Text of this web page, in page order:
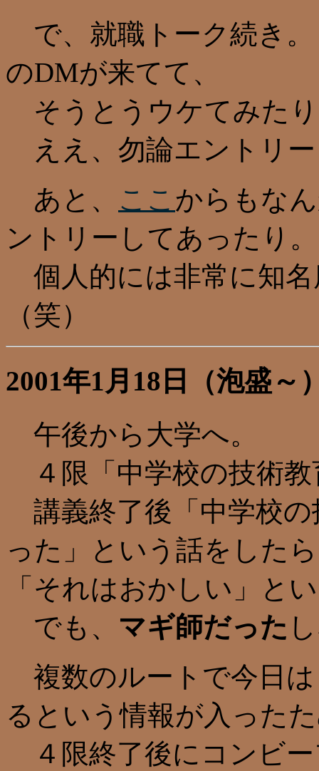
で、就職トーク続き
のDMが来てて、
そうとうウケてみた
ええ、勿論エントリ
あと、 ここ からもな
ントリーしてあったり。
個人的には非常に知
（笑）
2001年1月18日（泡盛～
午後から大学へ。
４限「中学校の技術
講義終了後「中学校
った」という話をした
「それはおかしい」と
でも、 マギ師だった
複数のルートで今日
るという情報が入った
４限終了後にコンビ